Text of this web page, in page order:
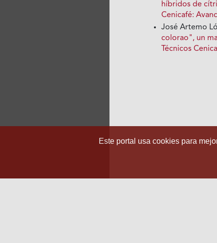
híbridos de
Cenicafé:
José Artemo
colorao", un
Técnicos
Este portal usa cookies para